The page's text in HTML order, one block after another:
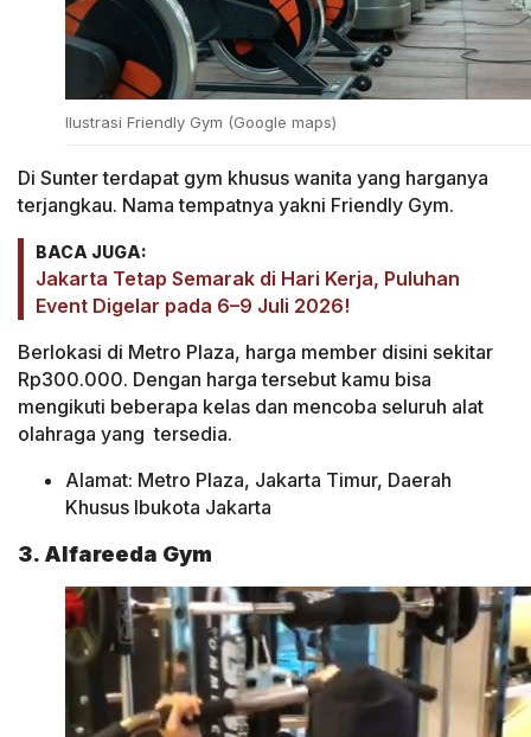
Ilustrasi Friendly Gym (Google maps)
Di Sunter terdapat gym khusus wanita yang harganya
terjangkau. Nama tempatnya yakni Friendly Gym.
BACA JUGA:
Jakarta Tetap Semarak di Hari Kerja, Puluhan
Event Digelar pada 6–9 Juli 2026!
Berlokasi di Metro Plaza, harga member disini sekitar
Rp300.000. Dengan harga tersebut kamu bisa
mengikuti beberapa kelas dan mencoba seluruh alat
olahraga yang tersedia.
Alamat: Metro Plaza, Jakarta Timur, Daerah
Khusus Ibukota Jakarta
3. Alfareeda Gym